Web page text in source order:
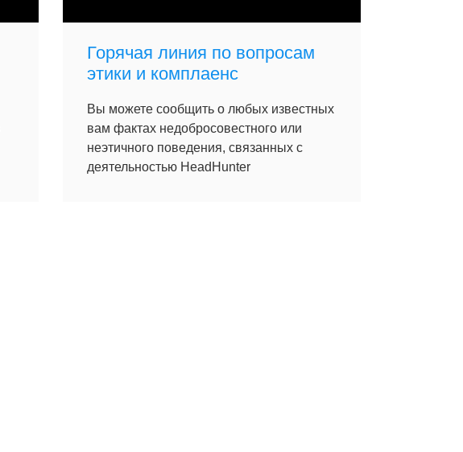
Горячая линия по вопросам
этики и комплаенс
Вы можете сообщить о любых известных
вам фактах недобросовестного или
неэтичного поведения, связанных с
деятельностью HeadHunter